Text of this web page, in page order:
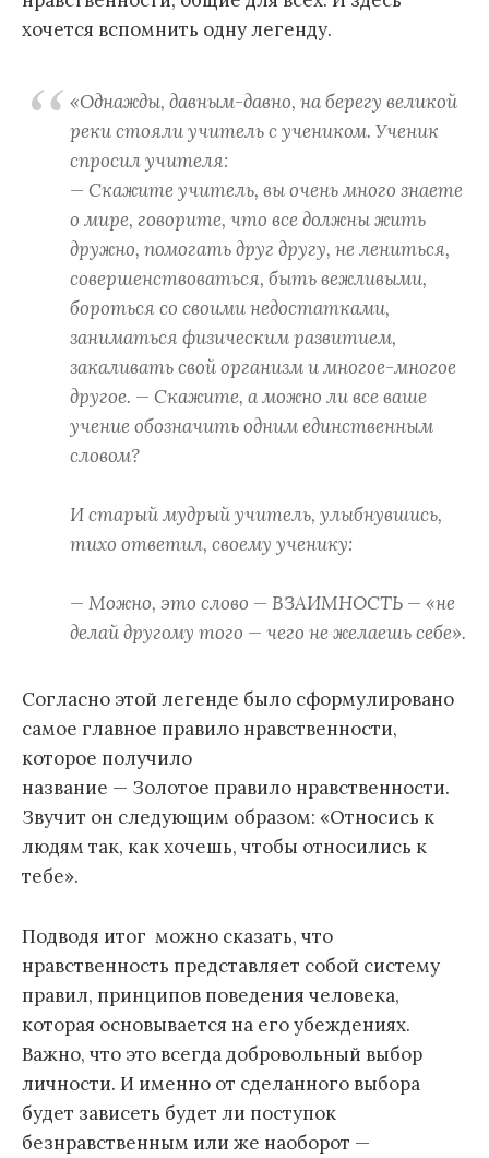
хочется вспомнить одну легенду.
«Однажды, давным-давно, на берегу великой
реки стояли учитель с учеником. Ученик
спросил учителя:
— Скажите учитель, вы очень много знаете
о мире, говорите, что все должны жить
дружно, помогать друг другу, не лениться,
совершенствоваться, быть вежливыми,
бороться со своими недостатками,
заниматься физическим развитием,
закаливать свой организм и многое-многое
другое. — Скажите, а можно ли все ваше
учение обозначить одним единственным
словом?
И старый мудрый учитель, улыбнувшись,
тихо ответил, своему ученику:
— Можно, это слово — ВЗАИМНОСТЬ — «не
делай другому того — чего не желаешь себе».
Согласно этой легенде было сформулировано
самое главное правило нравственности,
которое получило
название — Золотое правило нравственности.
Звучит он следующим образом: «Относись к
людям так, как хочешь, чтобы относились к
тебе».
Подводя итог можно сказать, что
нравственность представляет собой систему
правил, принципов поведения человека,
которая основывается на его убеждениях.
Важно, что это всегда добровольный выбор
личности. И именно от сделанного выбора
будет зависеть будет ли поступок
безнравственным или же наоборот —